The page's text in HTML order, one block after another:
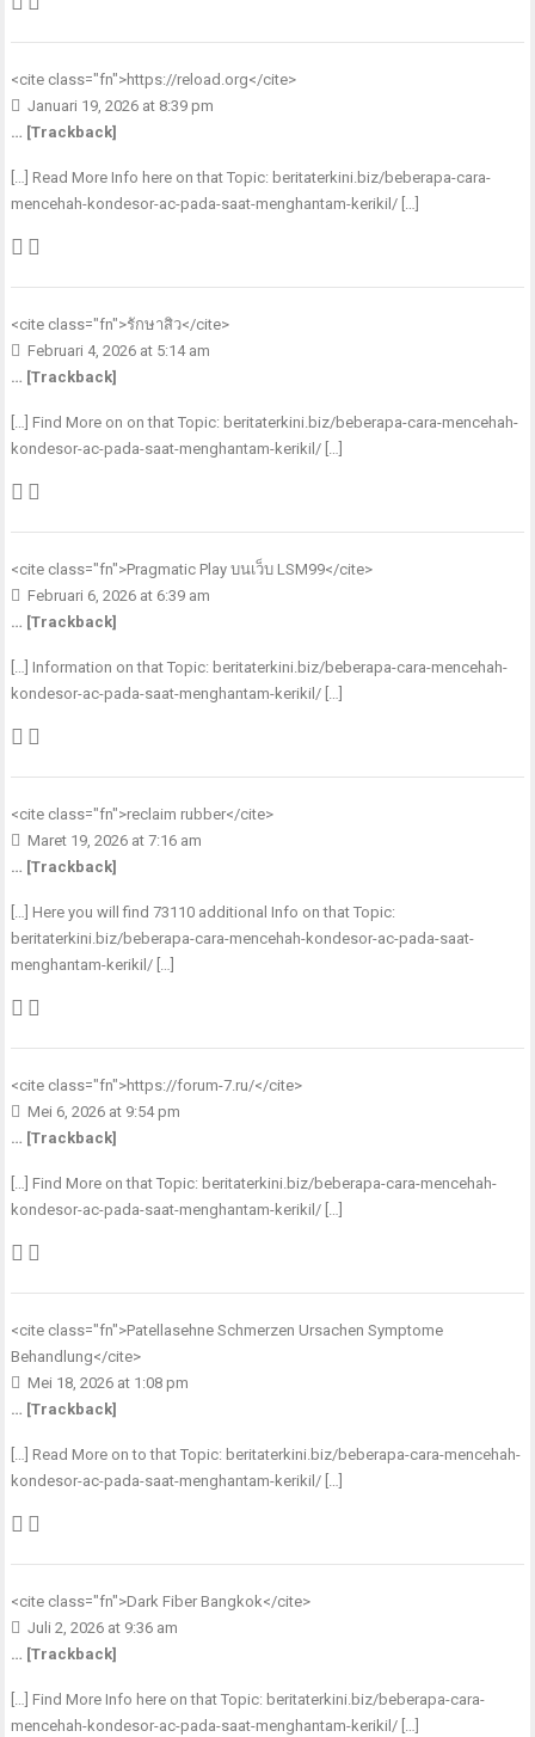
<cite class="fn">https://reload.org</cite>
Januari 19, 2026 at 8:39 pm
… [Trackback]
[…] Read More Info here on that Topic: beritaterkini.biz/beberapa-cara-
mencehah-kondesor-ac-pada-saat-menghantam-kerikil/ […]
<cite class="fn">รักษาสิว</cite>
Februari 4, 2026 at 5:14 am
… [Trackback]
[…] Find More on on that Topic: beritaterkini.biz/beberapa-cara-mencehah-
kondesor-ac-pada-saat-menghantam-kerikil/ […]
<cite class="fn">Pragmatic Play บนเว็บ LSM99</cite>
Februari 6, 2026 at 6:39 am
… [Trackback]
[…] Information on that Topic: beritaterkini.biz/beberapa-cara-mencehah-
kondesor-ac-pada-saat-menghantam-kerikil/ […]
<cite class="fn">reclaim rubber</cite>
Maret 19, 2026 at 7:16 am
… [Trackback]
[…] Here you will find 73110 additional Info on that Topic:
beritaterkini.biz/beberapa-cara-mencehah-kondesor-ac-pada-saat-
menghantam-kerikil/ […]
<cite class="fn">https://forum-7.ru/</cite>
Mei 6, 2026 at 9:54 pm
… [Trackback]
[…] Find More on that Topic: beritaterkini.biz/beberapa-cara-mencehah-
kondesor-ac-pada-saat-menghantam-kerikil/ […]
<cite class="fn">Patellasehne Schmerzen Ursachen Symptome
Behandlung</cite>
Mei 18, 2026 at 1:08 pm
… [Trackback]
[…] Read More on to that Topic: beritaterkini.biz/beberapa-cara-mencehah-
kondesor-ac-pada-saat-menghantam-kerikil/ […]
<cite class="fn">Dark Fiber Bangkok</cite>
Juli 2, 2026 at 9:36 am
… [Trackback]
[…] Find More Info here on that Topic: beritaterkini.biz/beberapa-cara-
mencehah-kondesor-ac-pada-saat-menghantam-kerikil/ […]